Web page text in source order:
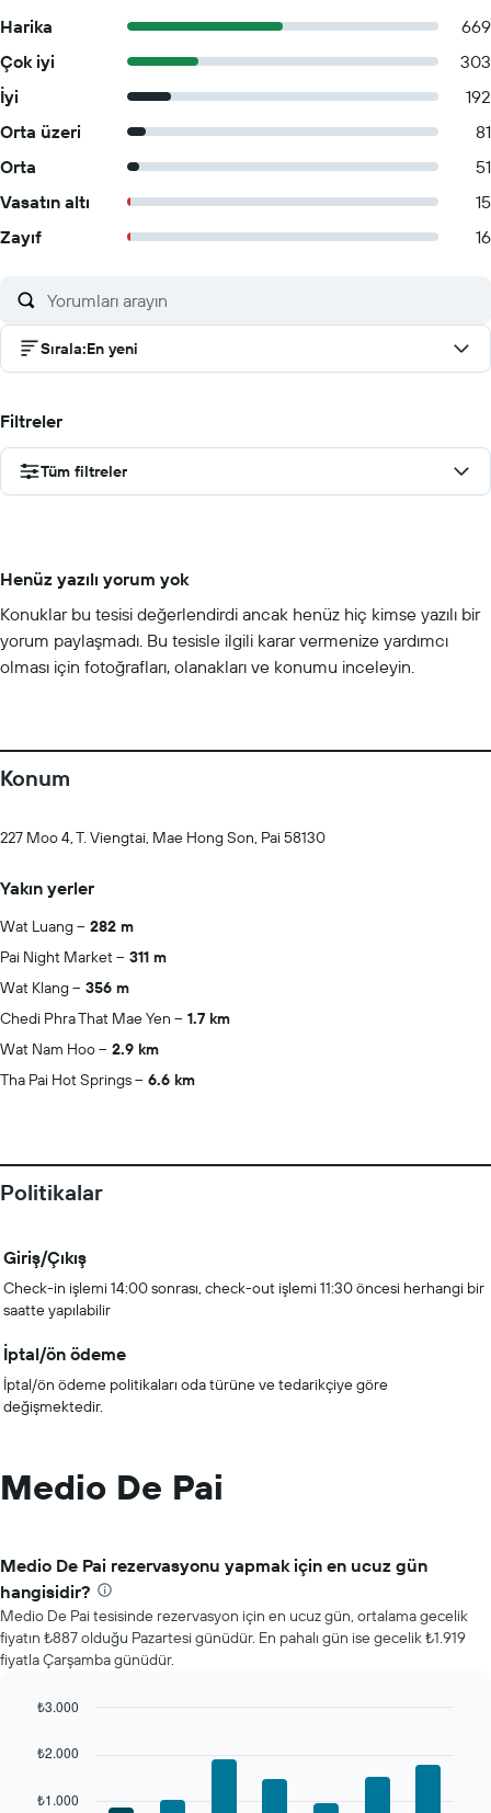
Harika
669
Çok iyi
303
İyi
192
Orta üzeri
81
Orta
51
Vasatın altı
15
Zayıf
16
Sırala:En yeni
Filtreler
Tüm filtreler
Henüz yazılı yorum yok
Konuklar bu tesisi değerlendirdi ancak henüz hiç kimse yazılı bir
yorum paylaşmadı. Bu tesisle ilgili karar vermenize yardımcı
olması için fotoğrafları, olanakları ve konumu inceleyin.
Konum
227 Moo 4, T. Viengtai, Mae Hong Son, Pai 58130
Yakın yerler
Wat Luang
282 m
Pai Night Market
311 m
Wat Klang
356 m
Chedi Phra That Mae Yen
1.7 km
Wat Nam Hoo
2.9 km
Tha Pai Hot Springs
6.6 km
Politikalar
Giriş/Çıkış
Check-in işlemi 14:00 sonrası, check-out işlemi 11:30 öncesi herhangi bir
saatte yapılabilir
İptal/ön ödeme
İptal/ön ödeme politikaları oda türüne ve tedarikçiye göre
değişmektedir.
Medio De Pai
Medio De Pai rezervasyonu yapmak için en ucuz gün
hangisidir?
Medio De Pai tesisinde rezervasyon için en ucuz gün, ortalama gecelik
fiyatın ₺887 olduğu Pazartesi günüdür. En pahalı gün ise gecelik ₺1.919
fiyatla Çarşamba günüdür.
chart
bars.
graphic.
₺1.000
₺2.000
₺3.000